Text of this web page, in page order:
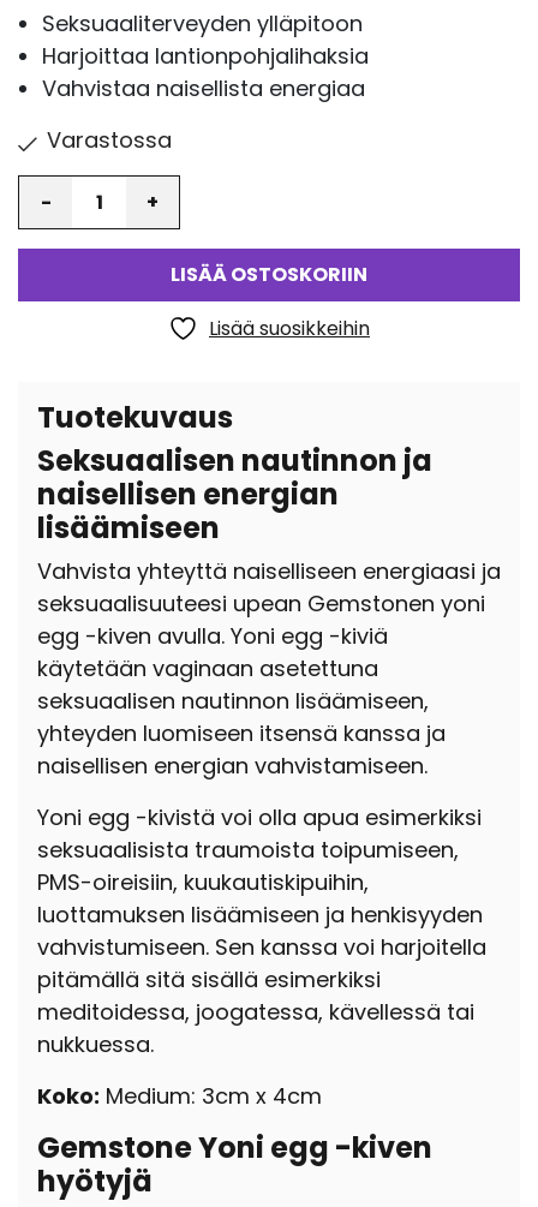
Seksuaaliterveyden ylläpitoon
Harjoittaa lantionpohjalihaksia
Vahvistaa naisellista energiaa
Varastossa
LISÄÄ OSTOSKORIIN
Lisää suosikkeihin
Tuotekuvaus
Seksuaalisen nautinnon ja
naisellisen energian
lisäämiseen
Vahvista yhteyttä naiselliseen energiaasi ja
seksuaalisuuteesi upean Gemstonen yoni
egg -kiven avulla. Yoni egg -kiviä
käytetään vaginaan asetettuna
seksuaalisen nautinnon lisäämiseen,
yhteyden luomiseen itsensä kanssa ja
naisellisen energian vahvistamiseen.
Yoni egg -kivistä voi olla apua esimerkiksi
seksuaalisista traumoista toipumiseen,
PMS-oireisiin, kuukautiskipuihin,
luottamuksen lisäämiseen ja henkisyyden
vahvistumiseen. Sen kanssa voi harjoitella
pitämällä sitä sisällä esimerkiksi
meditoidessa, joogatessa, kävellessä tai
nukkuessa.
Koko: Medium: 3cm x 4cm
Gemstone Yoni egg -kiven
hyötyjä